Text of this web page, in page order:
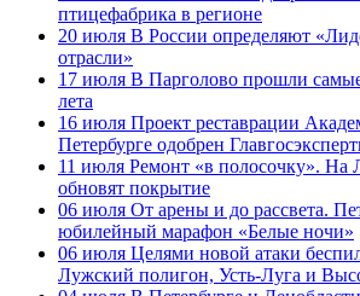
птицефабрика в регионе
20 июля В России определяют
отрасли»
17 июля В Парголово прошли
лета
16 июля Проект реставрации
Петербурге одобрен
11 июля Ремонт «в полосочку». На
обновят покрытие
06 июля От арены и до рассвета.
юбилейный марафон «Белые ночи»
06 июля Целями новой атаки
Лужский полигон, Усть-Луга и